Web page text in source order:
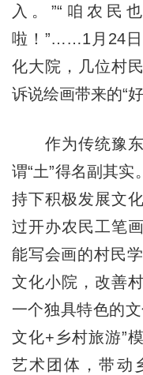
入。”“咱农民
啦！”……1月24
化大院，几位村
诉说绘画带来的“好
作为传统豫东
谓“土”得名副其
持下积极发展文
过开办农民工笔
能写会画的村民
文化小院，改善
一个独具特色的
文化+乡村旅游”
艺术团体，带动